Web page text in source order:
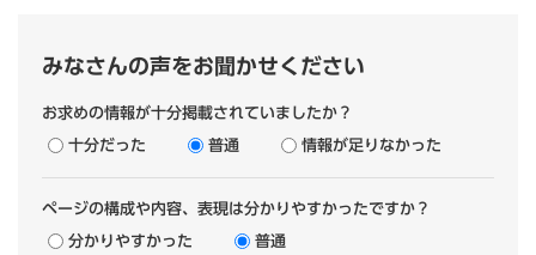
みなさんの声をお聞かせください
お求めの情報が十分掲載されていましたか？
十分だった 普通 情報が足りなかった
ページの構成や内容、表現は分かりやすかったですか？
分かりやすかった
普通